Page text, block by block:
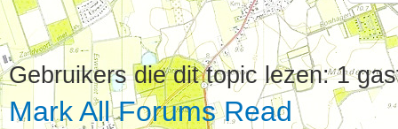
Gebruikers die dit topic lezen: 1
Mark All Forums Read